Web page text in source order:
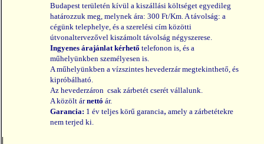
Budapest területén kívül a kiszállási költséget egyedileg
határozzuk meg, melynek ára: 300 Ft/Km. A távolság: a
cégünk telephelye, és a szerelési cím közötti
útvonaltervezővel kiszámolt távolság négyszerese.
Ingyenes árajánlat kérhető telefonon is, és a
műhelyünkben személyesen is.
A műhelyünkben a vízszintes hevederzár megtekinthető, és
kipróbálható.
Az hevederzáron csak zárbetét cserét vállalunk.
A közölt árnettó ár.
Garancia: 1 év teljes körű garancia, amely a zárbetétekre
nem terjed ki.